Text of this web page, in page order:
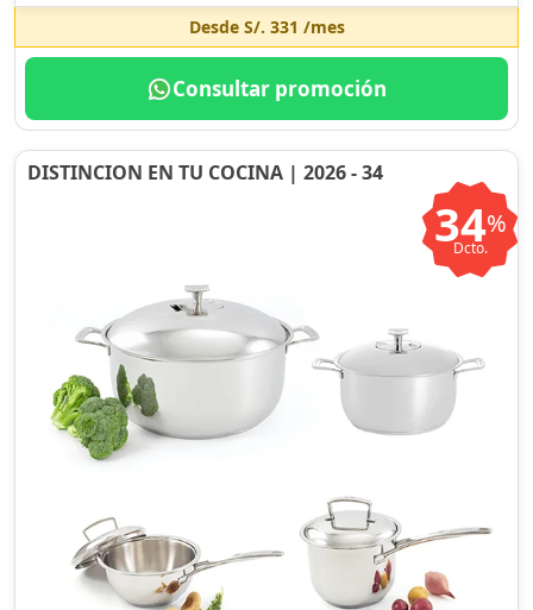
Desde S/. 331 /mes
Consultar promoción
DISTINCION EN TU COCINA | 2026 - 34
34%
Dcto.